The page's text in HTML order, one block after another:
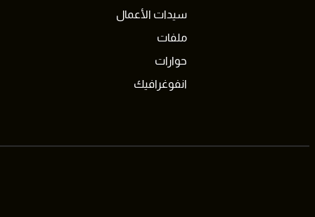
سيدات الأعمال
ملفات
حوارات
انفوغرافيك